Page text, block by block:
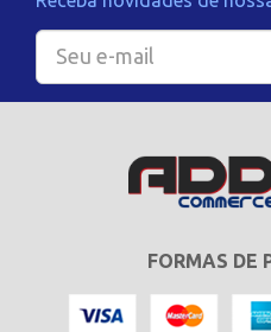
FORMAS DE